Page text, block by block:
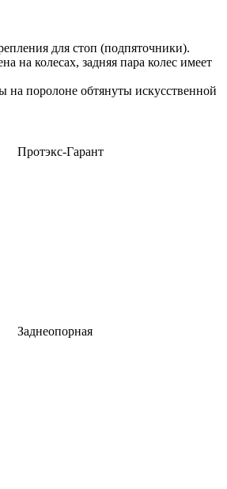
для стоп (подпяточники).
на колесах, задняя пара колес имеет
на поролоне обтянуты искусственной
Протэкс-Гарант
Заднеопорная